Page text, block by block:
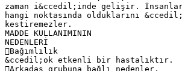
zaman i&ccedil;inde gelişir.
hangi noktasında olduklarını
kestiremezler.
MADDE KULLANIMININ
NEDENLERİ
Bağımlılık
&ccedil;ok etkenli bir hastalıktır.
Arkadaş grubuna bağlı nedenler,